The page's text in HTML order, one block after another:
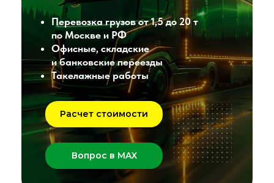
Перевозка грузов от 1,5 до 20 т
по Москве и РФ
Офисные, складские
и банковские переезды
Такелажные работы
Расчет стоимости
Вопрос в MAX